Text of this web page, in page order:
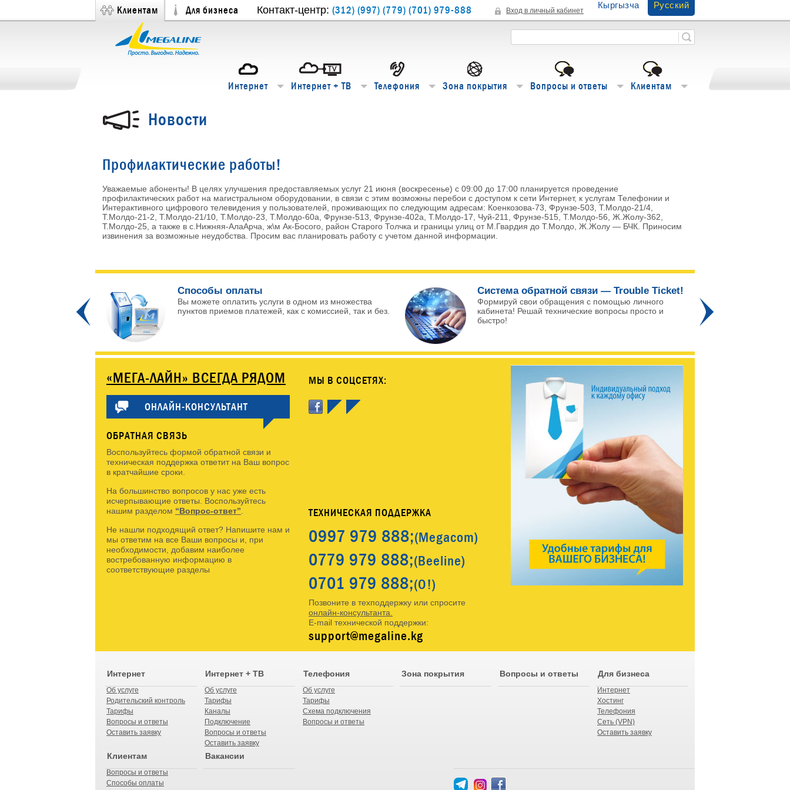
Клиентам Для бизнеса Контакт-центр: (312) (997) (779) (701) 979-888 Вход в личный кабинет
Интернет Интернет + ТВ Телефония Зона покрытия Вопросы и ответы Клиентам
Кыргызча Русский
Новости
Профилактические работы!
Уважаемые абоненты! В целях улучшения предоставляемых услуг 21 июня (воскресенье) с 09:00 до 17:00 планируется проведение
профилактических работ на магистральном оборудовании, в связи с этим возможны перебои с доступом к сети Интернет, к услугам Телефонии и
Интерактивного цифрового телевидения у пользователей, проживающих по следующим адресам: Коенкозова-73, Фрунзе-503, Т.Молдо-21/4,
Т.Молдо-21-2, Т.Молдо-21/10, Т.Молдо-23, Т.Молдо-60а, Фрунзе-513, Фрунзе-402а, Т.Молдо-17, Чуй-211, Фрунзе-515, Т.Молдо-56, Ж.Жолу-362,
Т.Молдо-25, а также в с.Нижняя-АлаАрча, ж\м Ак-Босого, район Старого Толчка и границы улиц от М.Гвардия до Т.Молдо, Ж.Жолу — БЧК. Приносим
извинения за возможные неудобства. Просим вас планировать работу с учетом данной информации.
Способы оплаты
Вы можете оплатить услуги в одном из множества
пунктов приемов платежей, как с комиссией, так и без.
Система обратной связи — Trouble Ticket!
Формируй свои обращения с помощью личного
кабинета! Решай технические вопросы просто и
быстро!
Prev
«МЕГА-ЛАЙН» ВСЕГДА РЯДОМ
ОНЛАЙН-КОНСУЛЬТАНТ
ОБРАТНАЯ СВЯЗЬ
Воспользуйтесь формой обратной связи и
техническая поддержка ответит на Ваш вопрос
в кратчайшие сроки.
На большинство вопросов у нас уже есть
исчерпывающие ответы. Воспользуйтесь
нашим разделом “Вопрос-ответ”
Не нашли подходящий ответ? Напишите нам и
мы ответим на все Ваши вопросы и, при
необходимости, добавим наиболее
востребованную информацию в
соответствующие разделы
МЫ В СОЦСЕТЯХ:
ТЕХНИЧЕСКАЯ ПОДДЕРЖКА
0997 979 888;(Megacom)
0779 979 888;(Beeline)
0701 979 888;(O!)
Позвоните в техподдержку или спросите
онлайн-консультанта.
E-mail технической поддержки:
support@megaline.kg
Интернет
Об услуге
Родительский контроль
Тарифы
Вопросы и ответы
Оставить заявку
Интернет + ТВ
Об услуге
Тарифы
Каналы
Подключение
Вопросы и ответы
Оставить заявку
Телефония
Об услуге
Тарифы
Схема подключения
Вопросы и ответы
Зона покрытия Вопросы и ответы Для бизнеса
Интернет
Хостинг
Телефония
Сеть (VPN)
Оставить заявку
Клиентам
Вопросы и ответы
Способы оплаты
Вакансии